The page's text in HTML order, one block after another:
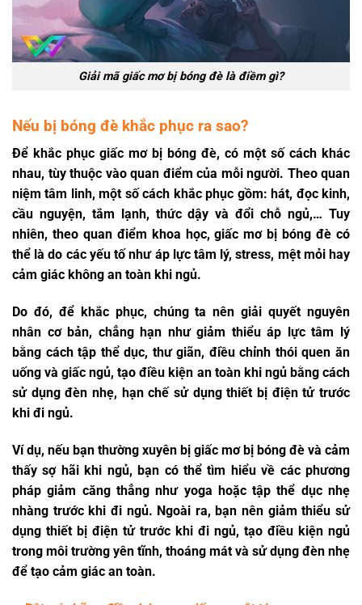
Giải mã giấc mơ bị bóng đè là điềm gì?
Nếu bị bóng đè khắc phục ra sao?
Để khắc phục giấc mơ bị bóng đè, có một số cách khác
nhau, tùy thuộc vào quan điểm của mỗi người. Theo quan
niệm tâm linh, một số cách khắc phục gồm: hát, đọc kinh,
cầu nguyện, tắm lạnh, thức dậy và đổi chỗ ngủ,… Tuy
nhiên, theo quan điểm khoa học, giấc mơ bị bóng đè có
thể là do các yếu tố như áp lực tâm lý, stress, mệt mỏi hay
cảm giác không an toàn khi ngủ.
Do đó, để khắc phục, chúng ta nên giải quyết nguyên
nhân cơ bản, chẳng hạn như giảm thiểu áp lực tâm lý
bằng cách tập thể dục, thư giãn, điều chỉnh thói quen ăn
uống và giấc ngủ, tạo điều kiện an toàn khi ngủ bằng cách
sử dụng đèn nhẹ, hạn chế sử dụng thiết bị điện tử trước
khi đi ngủ.
Ví dụ, nếu bạn thường xuyên bị giấc mơ bị bóng đè và cảm
thấy sợ hãi khi ngủ, bạn có thể tìm hiểu về các phương
pháp giảm căng thẳng như yoga hoặc tập thể dục nhẹ
nhàng trước khi đi ngủ. Ngoài ra, bạn nên giảm thiểu sử
dụng thiết bị điện tử trước khi đi ngủ, tạo điều kiện ngủ
trong môi trường yên tĩnh, thoáng mát và sử dụng đèn nhẹ
để tạo cảm giác an toàn.